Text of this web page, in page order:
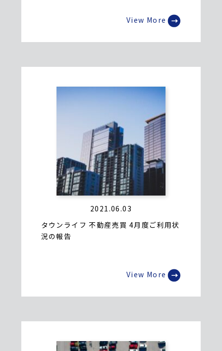
View More
2021.06.03
タウンライフ 不動産売買 4月度ご利用状
況の報告
View More